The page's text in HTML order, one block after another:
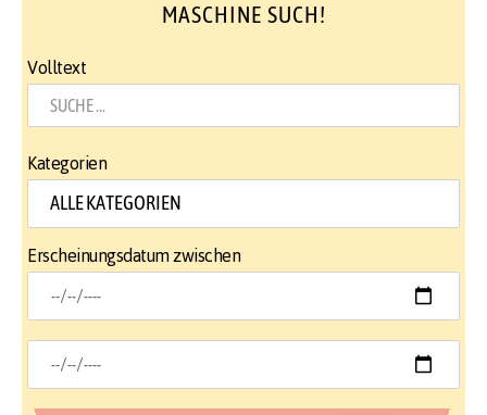
MASCHINE SUCH!
Volltext
Kategorien
Erscheinungsdatum zwischen